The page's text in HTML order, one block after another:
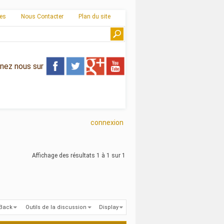
Nous Contacter Plan du site
nous sur
connexion
Affichage des résultats 1 à 1 sur 1
Outils de la discussion Display